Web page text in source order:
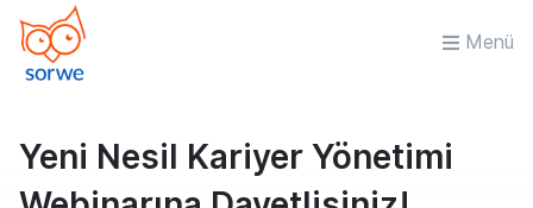
Menü
Yeni Nesil Kariyer Yönetimi